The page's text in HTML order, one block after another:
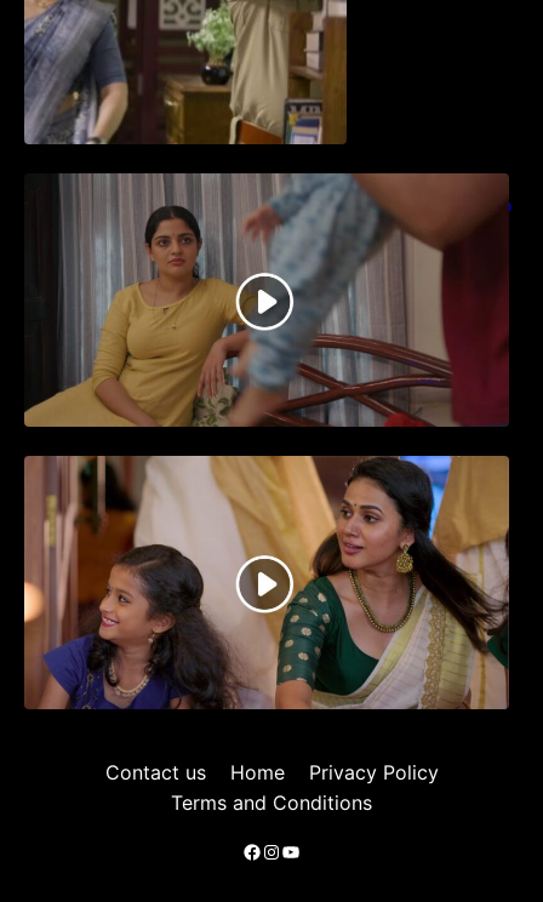
തിയേറ്ററിൽ വൻ വിജയമായി മുന്നേറിയ
ഗുരുവായൂർ അംബലനടയിൽ… വീഡിയോ
സോങ്ങ്..
ജനപ്രിയ നടൻ ദിലീപ് നയകമായി
എത്തുന്ന പവി കെയർ ടേക്കർ.. വീഡിയോ
സോംഗ്…
Contact us Home
Privacy Policy
Terms and Conditions
Facebook
Instagram
YouTube